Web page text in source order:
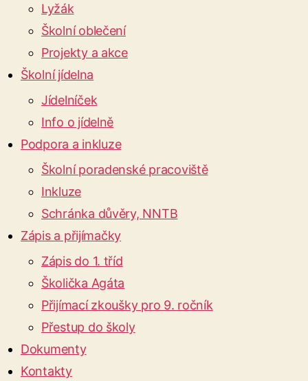
Lyžák
Školní oblečení
Projekty a akce
Školní jídelna
Jídelníček
Info o jídelně
Podpora a inkluze
Školní poradenské pracoviště
Inkluze
Schránka důvěry, NNTB
Zápis a přijímačky
Zápis do 1. tříd
Školička Agáta
Přijímací zkoušky pro 9. ročník
Přestup do školy
Dokumenty
Kontakty